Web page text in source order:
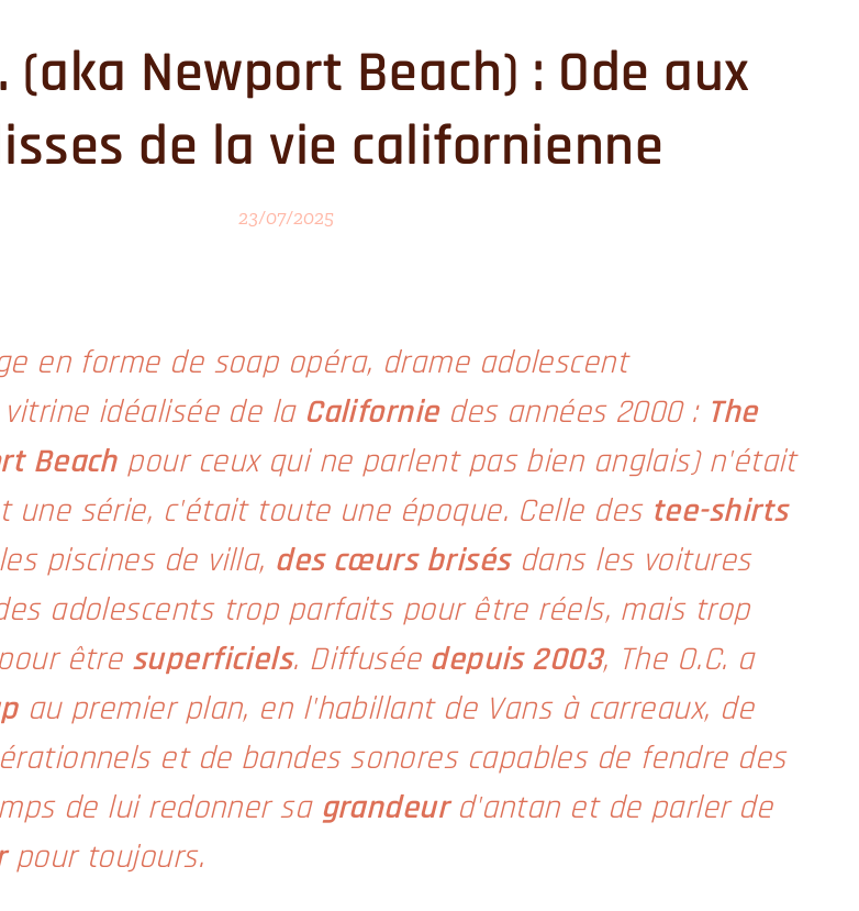
(aka Newport Beach) : Ode aux
de la vie californienne
23/07/2025
en forme de soap opéra, drame adolescent
idéalisée de la Californiedes années 2000 : The
Beachpour ceux qui ne parlent pas bien anglais) n'était
une série, c'était toute une époque. Celle des tee-shirts
piscines de villa, des cœurs brisésdans les voitures
adolescents trop parfaits pour être réels, mais trop
être superficiels. Diffuséedepuis 2003, The O.C. a
au premier plan, en l'habillant de Vans à carreaux, de
et de bandes sonores capables de fendre des
de lui redonner sa grandeurd'antan et de parler de
pour toujours.